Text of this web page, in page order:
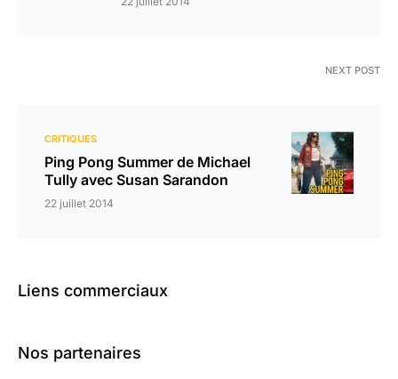
NEXT POST
CRITIQUES
Ping Pong Summer de Michael
Tully avec Susan Sarandon
22 juillet 2014
Liens commerciaux
Nos partenaires